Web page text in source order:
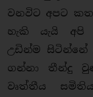
වනවිට අපට
හැකි යැයි අපි
උඩින්ම සිටින්නේ
ගන්නා තීන්දු
වෘත්තීය